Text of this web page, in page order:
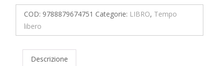
Ticino
vicino
COD: 9788879674751 Categorie: LIBRO, Tempo
libero
Descrizione